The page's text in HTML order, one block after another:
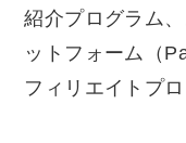
紹介プログラム
ットフォーム（
フィリエイトプ